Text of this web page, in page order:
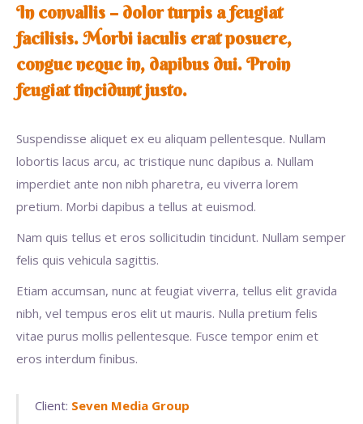
In convallis – dolor turpis a feugiat
facilisis. Morbi iaculis erat posuere,
congue neque in, dapibus dui. Proin
feugiat tincidunt justo.
Suspendisse aliquet ex eu aliquam pellentesque. Nullam
lobortis lacus arcu, ac tristique nunc dapibus a. Nullam
imperdiet ante non nibh pharetra, eu viverra lorem
pretium. Morbi dapibus a tellus at euismod.
Nam quis tellus et eros sollicitudin tincidunt. Nullam semper
felis quis vehicula sagittis.
Etiam accumsan, nunc at feugiat viverra, tellus elit gravida
nibh, vel tempus eros elit ut mauris. Nulla pretium felis
vitae purus mollis pellentesque. Fusce tempor enim et
eros interdum finibus.
Client: Seven Media Group